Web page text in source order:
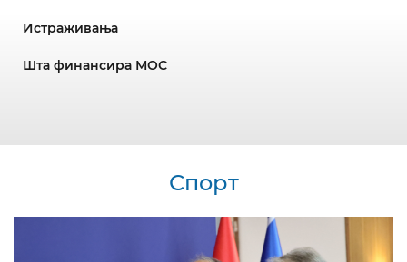
Истраживања
Шта финансира МОС
Спорт